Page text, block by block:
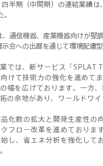
半期（中間期）の連結業績
通信機器、産業機器向けが堅
会への出展を通じて環境配慮
では、新サービス「SPLAT
けて技術力の強化を進めて
幅を広げております。一方
の余地があり、ワールドワ
化数の拡大と開発生産性の
フロー改革を進めておりま
し、省エネ分析を強化して